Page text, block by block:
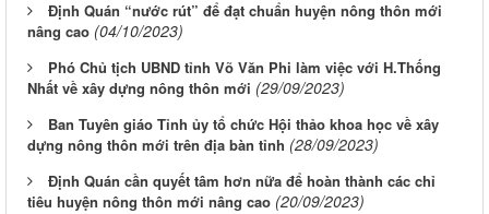
Định Quán “nước rút” để đạt chuẩn huyện nông thôn mới
nâng cao (04/10/2023)
Phó Chủ tịch UBND tỉnh Võ Văn Phi làm việc với H.Thống
Nhất về xây dựng nông thôn mới (29/09/2023)
Ban Tuyên giáo Tỉnh ủy tổ chức Hội thảo khoa học về xây
dựng nông thôn mới trên địa bàn tỉnh (28/09/2023)
Định Quán cần quyết tâm hơn nữa để hoàn thành các chỉ
tiêu huyện nông thôn mới nâng cao (20/09/2023)